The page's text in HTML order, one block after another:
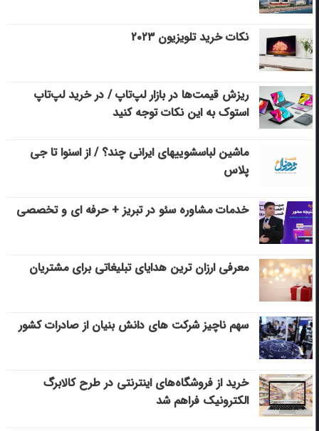
نکات خرید تلویزیون ۲۰۲۳
ریزش قیمت‌ها در بازار لپ‌تاپ / در خرید لپ‌تاپ
استوک به این نکات توجه کنید
ماشین لباسشویی‎های ایرانی چند؟ / از اسنوا تا جی
پلاس
خدمات مشاوره سئو در تبریز + حرفه ای و تخصصی
معرفی ارزان ترین هدایای تبلیغاتی برای مشتریان
سهم ناچیز شرکت های دانش بنیان از صادرات کشور
خرید از فروشگاه‌های اینترنتی در طرح کالابرگ
الکترونیک فراهم شد